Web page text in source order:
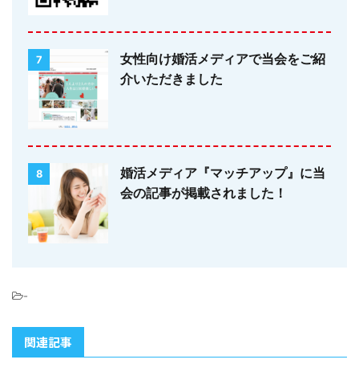
7
女性向け婚活メディアで当会をご紹
介いただきました
8
婚活メディア『マッチアップ』に当
会の記事が掲載されました！
-
関連記事